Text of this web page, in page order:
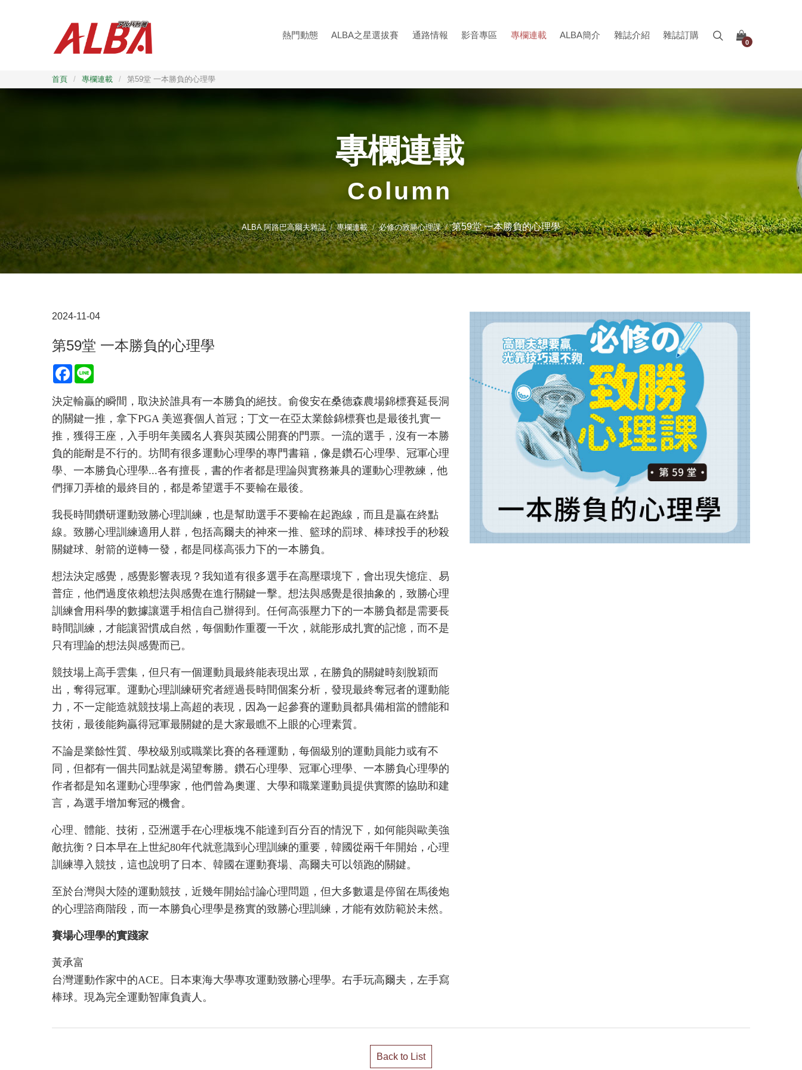
熱門動態 ALBA之星選拔賽 通路情報 影音專區 專欄連載 ALBA簡介 雜誌介紹 雜誌訂購
0
首頁 / 專欄連載 / 第59堂 一本勝負的心理學
專欄連載
Column
ALBA 阿路巴高爾夫雜誌 專欄連載 必修の致勝心理課 第59堂 一本勝負的心理學
2024-11-04
第59堂 一本勝負的心理學
Facebook
決定輸贏的瞬間，取決於誰具有一本勝負的絕技。俞俊安在桑德森農場錦標賽延長洞
的關鍵一推，拿下PGA 美巡賽個人首冠；丁文一在亞太業餘錦標賽也是最後扎實一
推，獲得王座，入手明年美國名人賽與英國公開賽的門票。一流的選手，沒有一本勝
負的能耐是不行的。坊間有很多運動心理學的專門書籍，像是鑽石心理學、冠軍心理
學、一本勝負心理學...各有擅長，書的作者都是理論與實務兼具的運動心理教練，他
們揮刀弄槍的最終目的，都是希望選手不要輸在最後。
我長時間鑽研運動致勝心理訓練，也是幫助選手不要輸在起跑線，而且是贏在終點
線。致勝心理訓練適用人群，包括高爾夫的神來一推、籃球的罰球、棒球投手的秒殺
關鍵球、射箭的逆轉一發，都是同樣高張力下的一本勝負。
想法決定感覺，感覺影響表現？我知道有很多選手在高壓環境下，會出現失憶症、易
普症，他們過度依賴想法與感覺在進行關鍵一擊。想法與感覺是很抽象的，致勝心理
訓練會用科學的數據讓選手相信自己辦得到。任何高張壓力下的一本勝負都是需要長
時間訓練，才能讓習慣成自然，每個動作重覆一千次，就能形成扎實的記憶，而不是
只有理論的想法與感覺而已。
競技場上高手雲集，但只有一個運動員最終能表現出眾，在勝負的關鍵時刻脫穎而
出，奪得冠軍。運動心理訓練研究者經過長時間個案分析，發現最終奪冠者的運動能
力，不一定能造就競技場上高超的表現，因為一起參賽的運動員都具備相當的體能和
技術，最後能夠贏得冠軍最關鍵的是大家最瞧不上眼的心理素質。
不論是業餘性質、學校級別或職業比賽的各種運動，每個級別的運動員能力或有不
同，但都有一個共同點就是渴望奪勝。鑽石心理學、冠軍心理學、一本勝負心理學的
作者都是知名運動心理學家，他們曾為奧運、大學和職業運動員提供實際的協助和建
言，為選手增加奪冠的機會。
心理、體能、技術，亞洲選手在心理板塊不能達到百分百的情況下，如何能與歐美強
敵抗衡？日本早在上世紀80年代就意識到心理訓練的重要，韓國從兩千年開始，心理
訓練導入競技，這也說明了日本、韓國在運動賽場、高爾夫可以領跑的關鍵。
至於台灣與大陸的運動競技，近幾年開始討論心理問題，但大多數還是停留在馬後炮
的心理諮商階段，而一本勝負心理學是務實的致勝心理訓練，才能有效防範於未然。
賽場心理學的實踐家
黃承富
台灣運動作家中的ACE。日本東海大學專攻運動致勝心理學。右手玩高爾夫，左手寫
棒球。現為完全運動智庫負責人。
Back to List